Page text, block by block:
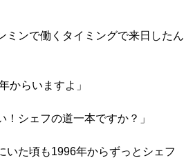
ミンで働くタイミングで来日したん
からいますよ」
シェフの道一本ですか？」
いた頃も1996年からずっとシェフ